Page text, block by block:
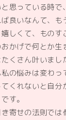
と思っている時
ば良いなんて、
しくて、ものす
かげで何とか生
くさん叶いまし
の悩みは変わっ
くれないと自分
す。
き寄せの法則で